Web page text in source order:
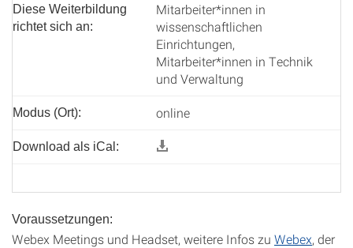
Diese Weiterbildung
richtet sich an:
Mitarbeiter*innen in
wissenschaftlichen
Einrichtungen,
Mitarbeiter*innen in Technik
und Verwaltung
Modus (Ort): online
Download als iCal:
Voraussetzungen:
Webex Meetings und Headset, weitere Infos zu Webex, der